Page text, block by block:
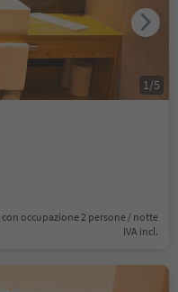
con occupazione 2 persone / notte
IVA incl.
1 /5